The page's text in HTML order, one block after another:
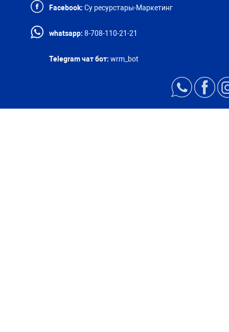
Facebook: Су ресурстары-Маркетинг
whatsapp: 8-708-110-21-21
Telegram чат бот: wrm_bot